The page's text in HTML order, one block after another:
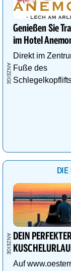
Genießen Sie
im Hotel
Direkt im
Fuße des
DEIN PERFEKTER
Auf